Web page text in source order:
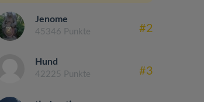
Jenome
45346 Punkte #2
Hund
42225 Punkte #3